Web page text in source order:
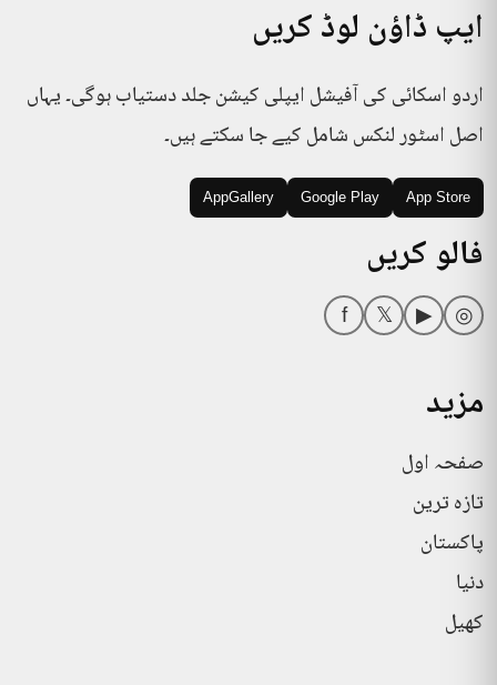
ایپ ڈاؤن لوڈ کریں
اردو اسکائی کی آفیشل ایپلی کیشن جلد دستیاب ہوگی۔ یہاں
اصل اسٹور لنکس شامل کیے جا سکتے ہیں۔
App Store
Google Play
AppGallery
فالو کریں
◎
▶
𝕏
f
مزید
صفحہ اول
تازہ ترین
پاکستان
دنیا
کھیل